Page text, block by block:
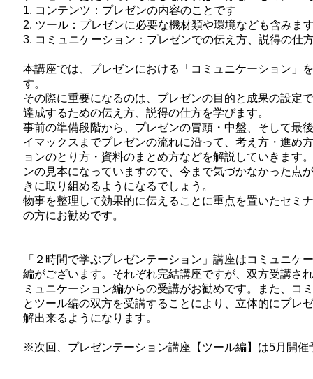
1. コンテンツ：プレゼンの内容のことです
2. ツール：プレゼンに必要な機材類や環境なども含みま
3. コミュニケーション：プレゼンでの伝え方、説得の仕
本講座では、プレゼンにおける「コミュニケーション」
す。
その際に重要になるのは、プレゼンの目的と成果の設定
達成するための伝え方、説得の仕方を学びます。
事前の準備段階から、プレゼンの冒頭・中盤、そして最
イマックスまでプレゼンの流れに沿って、考え方・進め
ョンのとり方・資料のまとめ方などを解説していきます
ンの見本になっていますので、今まで気づかなかった点
きに取り組めるようになるでしょう。
物事を整理して効果的に伝えることに重点を置いたセミ
の方にお勧めです。
「２時間で学ぶプレゼンテーション」講座はコミュニケ
編がございます。それぞれ完結講座ですが、双方受講さ
ミュニケーション編からの受講がお勧めです。また、コ
とツール編の双方を受講することにより、立体的にプレ
解出来るようになります。
※次回、プレゼンテーション講座【ツール編】は5月開催